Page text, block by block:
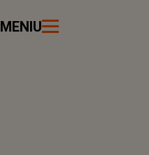
MENIU